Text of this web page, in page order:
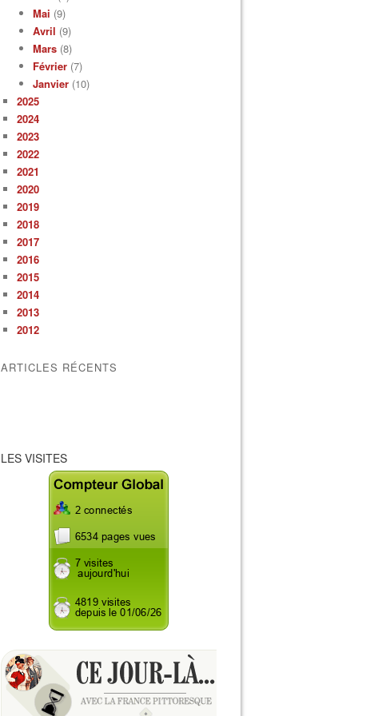
Mai (9)
Avril (9)
Mars (8)
Février (7)
Janvier (10)
2025
2024
2023
2022
2021
2020
2019
2018
2017
2016
2015
2014
2013
2012
ARTICLES RÉCENTS
LES VISITES